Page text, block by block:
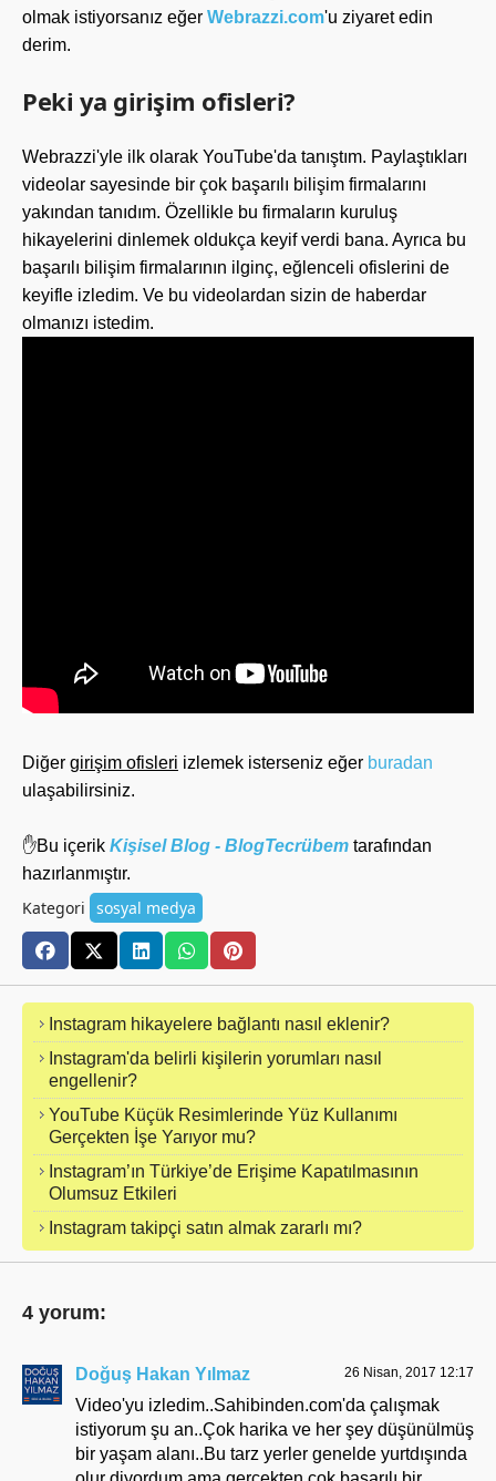
olmak istiyorsanız eğer Webrazzi.com'u ziyaret edin
derim.
Peki ya girişim ofisleri?
Webrazzi'yle ilk olarak YouTube'da tanıştım. Paylaştıkları
videolar sayesinde bir çok başarılı bilişim firmalarını
yakından tanıdım. Özellikle bu firmaların kuruluş
hikayelerini dinlemek oldukça keyif verdi bana. Ayrıca bu
başarılı bilişim firmalarının ilginç, eğlenceli ofislerini de
keyifle izledim. Ve bu videolardan sizin de haberdar
olmanızı istedim.
Diğer girişim ofisleri izlemek isterseniz eğer buradan
ulaşabilirsiniz.
✋Bu içerik Kişisel Blog - BlogTecrübem tarafından
hazırlanmıştır.
Kategori sosyal medya
Instagram hikayelere bağlantı nasıl eklenir?
Instagram'da belirli kişilerin yorumları nasıl
engellenir?
YouTube Küçük Resimlerinde Yüz Kullanımı
Gerçekten İşe Yarıyor mu?
Instagram’ın Türkiye’de Erişime Kapatılmasının
Olumsuz Etkileri
Instagram takipçi satın almak zararlı mı?
4 yorum:
Doğuş Hakan Yılmaz 26 Nisan, 2017 12:17
Video'yu izledim..Sahibinden.com'da çalışmak
istiyorum şu an..Çok harika ve her şey düşünülmüş
bir yaşam alanı..Bu tarz yerler genelde yurtdışında